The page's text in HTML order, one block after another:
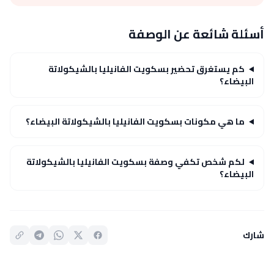
أسئلة شائعة عن الوصفة
كم يستغرق تحضير بسكويت الفانيليا بالشيكولاتة
البيضاء؟
ما هي مكونات بسكويت الفانيليا بالشيكولاتة البيضاء؟
لكم شخص تكفي وصفة بسكويت الفانيليا بالشيكولاتة
البيضاء؟
شارك